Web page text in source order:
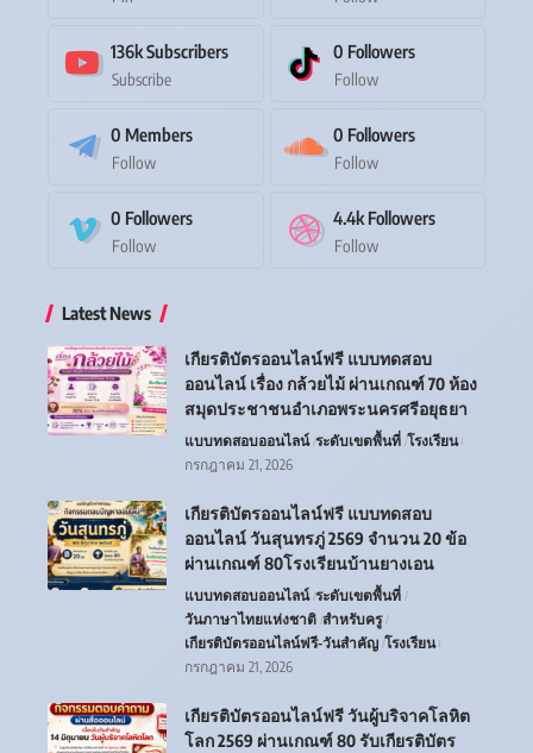
136kSubscribers
Subscribe
0 Followers
Follow
0 Members
Follow
0 Followers
Follow
0 Followers
Follow
4.4k Followers
Follow
Latest News
เกียรติบัตรออนไลน์ฟรี แบบทดสอบ
ออนไลน์ เรื่อง กล้วยไม้ ผ่านเกณฑ์ 70 ห้อง
สมุดประชาชนอำเภอพระนครศรีอยุธยา
แบบทดสอบออนไลน์ ระดับเขตพื้นที่ โรงเรียน
กรกฎาคม 21, 2026
เกียรติบัตรออนไลน์ฟรี แบบทดสอบ
ออนไลน์ วันสุนทรภู่ 2569 จำนวน 20 ข้อ
ผ่านเกณฑ์ 80โรงเรียนบ้านยางเอน
แบบทดสอบออนไลน์ ระดับเขตพื้นที่
วันภาษาไทยแห่งชาติ สำหรับครู
เกียรติบัตรออนไลน์ฟรี-วันสำคัญ โรงเรียน
กรกฎาคม 21, 2026
เกียรติบัตรออนไลน์ฟรี วันผู้บริจาคโลหิต
โลก 2569 ผ่านเกณฑ์ 80 รับเกียรติบัตร